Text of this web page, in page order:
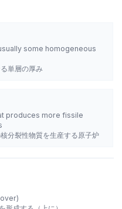
some homogeneous
単層の厚み
produces more fissile
分裂性物質を生産する原子炉